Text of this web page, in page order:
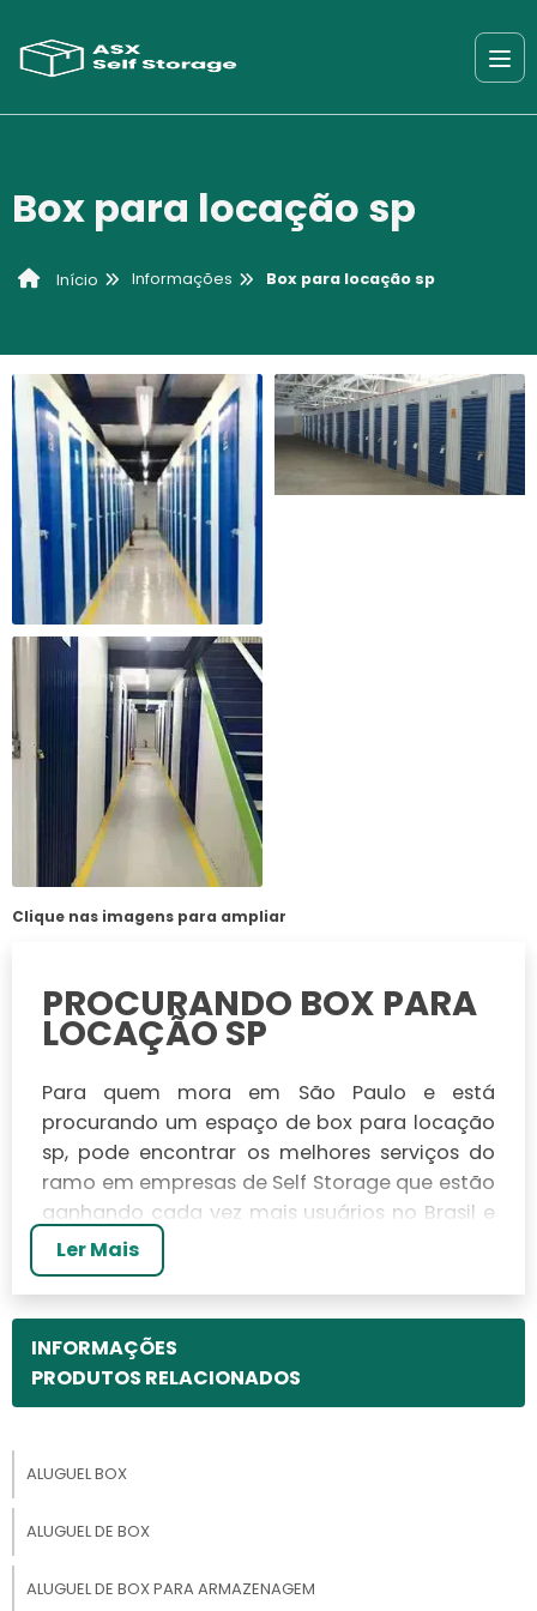
Box para locação sp
Início Informações Box para locação sp
Clique nas imagens para ampliar
PROCURANDO BOX PARA
LOCAÇÃO SP
Para quem mora em São Paulo e está
procurando um espaço de box para locação
sp, pode encontrar os melhores serviços do
ramo em empresas de Self Storage que estão
ganhando cada vez mais usuários no Brasil e
no mundo. Presente nos Estados Unidos desde
meados da década de 60 os Self Storage são
empresas especializadas em
armazenamento e depósito de objetos de
diferentes tamanhos, trazendo mais
segurança e proteção para os seus itens e
PORQUE ESCOLHER UMA
locação sp, as empresas conhecidas como
Ler Mais
INFORMAÇÕES
PRODUTOS RELACIONADOS
ALUGUEL BOX
ALUGUEL DE BOX
ALUGUEL DE BOX PARA ARMAZENAGEM